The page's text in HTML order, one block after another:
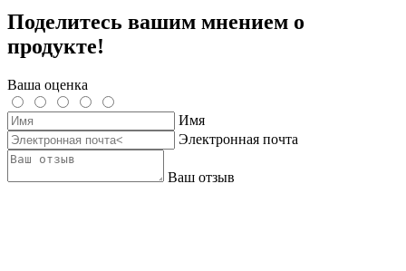
Поделитесь вашим мнением о
продукте!
Ваша оценка
Имя
Электронная почта
Ваш отзыв